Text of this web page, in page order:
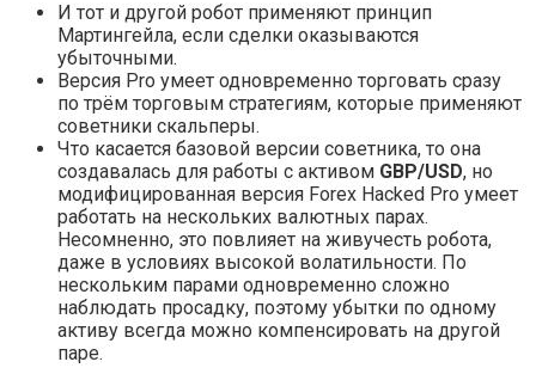
И тот и другой робот применяют принцип
Мартингейла, если сделки оказываются
убыточными.
Версия Рro умеет одновременно торговать сразу
по трём торговым стратегиям, которые применяют
советники скальперы.
Что касается базовой версии советника, то она
создавалась для работы с активом GBP/USD, но
модифицированная версия Forex Hacked Pro умеет
работать на нескольких валютных парах.
Несомненно, это повлияет на живучесть робота,
даже в условиях высокой волатильности. По
нескольким парами одновременно сложно
наблюдать просадку, поэтому убытки по одному
активу всегда можно компенсировать на другой
паре.